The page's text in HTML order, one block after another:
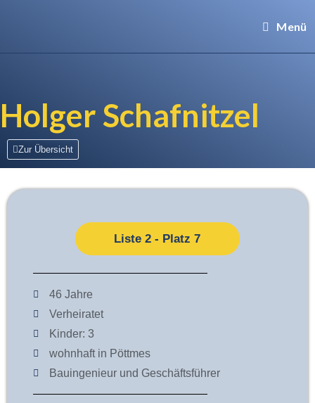
Menü
Holger Schafnitzel
Zur Übersicht
Liste 2 - Platz 7
46 Jahre
Verheiratet​​
Kinder: 3
wohnhaft in Pöttmes
Bauingenieur und Geschäftsführer